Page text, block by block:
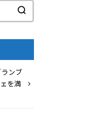
ンブ
を満